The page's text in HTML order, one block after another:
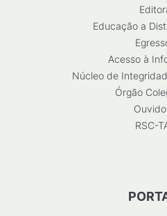
Educação a
Acesso à
Núcleo de
Órgão
RSC-